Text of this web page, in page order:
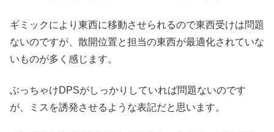
ギミックにより東西に移動させられるので東西受けは問題
ないのですが、散開位置と担当の東西が最適化されていな
いものが多く感じます。
ぶっちゃけDPSがしっかりしていれば問題ないのです
が、ミスを誘発させるような表記だと思います。